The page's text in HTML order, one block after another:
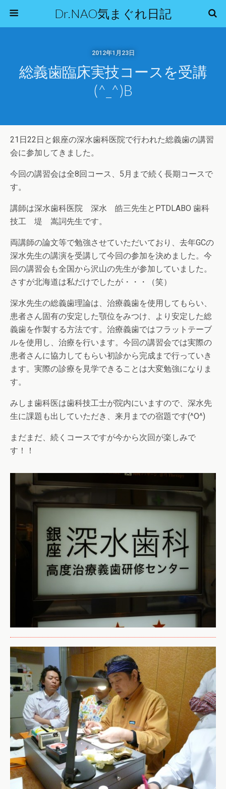
Dr.NAO気まぐれ日記
2012年1月23日
総義歯臨床実技コースを受講
(^_^)b
21日22日と銀座の深水歯科医院で行われた総義歯の講習
会に参加してきました。
今回の講習会は全8回コース、5月まで続く長期コースで
す。
講師は深水歯科医院 深水 皓三先生とPTDLABO 歯科
技工 堤 嵩詞先生です。
両講師の論文等で勉強させていただいており、去年GCの
深水先生の講演を受講して今回の参加を決めました。今
回の講習会も全国から沢山の先生が参加していました。
さすが北海道は私だけでしたが・・・（笑）
深水先生の総義歯理論は、治療義歯を使用してもらい、
患者さん固有の安定した顎位をみつけ、より安定した総
義歯を作製する方法です。治療義歯ではフラットテーブ
ルを使用し、治療を行います。今回の講習会では実際の
患者さんに協力してもらい初診から完成まで行っていき
ます。実際の診療を見学できることは大変勉強になりま
す。
みしま歯科医は歯科技工士が院内にいますので、深水先
生に課題も出していただき、来月までの宿題です(^O^)
まだまだ、続くコースですが今から次回が楽しみで
す！！